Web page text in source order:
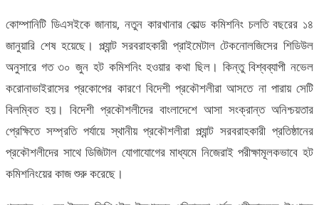
কোম্পানিটি ডিএসইকে জানায়, নতুন কারখানার কোল্ড কমিশনিং চলতি বছরের ১৪
জানুয়ারি শেষ হয়েছে। প্ল্যান্ট সরবরাহকারী প্রাইমেটাল টেকনোলজিসের শিডিউল
অনুসারে গত ৩০ জুন হট কমিশনিং হওয়ার কথা ছিল। কিন্তু বিশ্বব্যাপী নভেল
করোনাভাইরাসের প্রকোপের কারণে বিদেশী প্রকৌশলীরা আসতে না পারায় সেটি
বিলম্বিত হয়। বিদেশী প্রকৌশলীদের বাংলাদেশে আসা সংক্রান্ত অনিশ্চয়তার
প্রেক্ষিতে সম্প্রতি পর্যায়ে স্থানীয় প্রকৌশলীরা প্ল্যান্ট সরবরাহকারী প্রতিষ্ঠানের
প্রকৌশলীদের সাথে ডিজিটাল যোগাযোগের মাধ্যমে নিজেরাই পরীক্ষামূলকভাবে হট
কমিশনিংয়ের কাজ শুরু করেছে।